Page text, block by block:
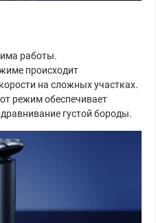
работы.
происходит
на сложных участках.
режим обеспечивает
густой бороды.